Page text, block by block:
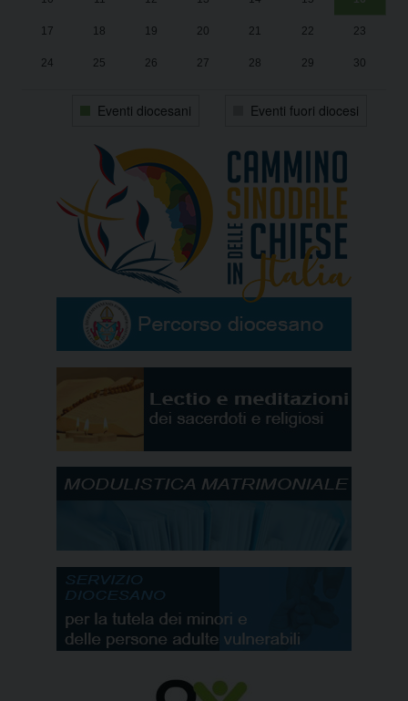
17 18 19 20 21 22 23
24 25 26 27 28 29 30
Eventi diocesani Eventi fuori diocesi